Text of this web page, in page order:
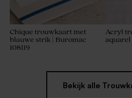
Chique trouwkaart met
blauwe strik | Buromac
108119
Acryl
aquarel
Bekijk alle